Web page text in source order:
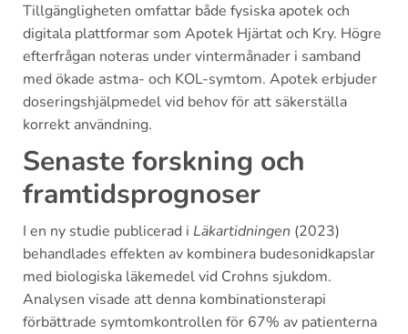
Tillgängligheten omfattar både fysiska apotek och
digitala plattformar som Apotek Hjärtat och Kry. Högre
efterfrågan noteras under vintermånader i samband
med ökade astma- och KOL-symtom. Apotek erbjuder
doseringshjälpmedel vid behov för att säkerställa
korrekt användning.
Senaste forskning och
framtidsprognoser
I en ny studie publicerad i Läkartidningen (2023)
behandlades effekten av kombinera budesonidkapslar
med biologiska läkemedel vid Crohns sjukdom.
Analysen visade att denna kombinationsterapi
förbättrade symtomkontrollen för 67% av patienterna